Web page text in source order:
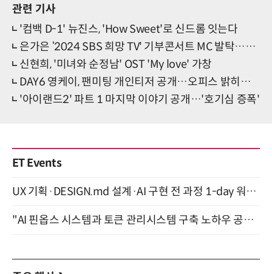
관련 기사
'컴백 D-1' 뉴진스, 'How Sweet'로 신드롬 잇는다
은가은 ‘2024 SBS 희망 TV' 기부콘서트 MC 발탁…선한 영향력 발휘
신현희, '미녀와 순정남' OST 'My love' 가창
DAY6 영케이, 팬미팅 개인티저 공개…오피스 밝히는 '시크 매력'
'아이랜드2' 파트 1 마지막 이야기 공개…'호기심 증폭'
ET Events
UX 기획·DESIGN.md 설계·AI 구현 전 과정 1-day 워크숍 with Claude Code·Codex 9월 15일 개최
"AI 핀옵스 시스템과 토큰 관리시스템 구축 노하우 공개" 잠실 한국광고문화회관 2층 대회의실 (8/21)